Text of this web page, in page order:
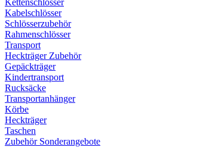
Kettenschlösser
Kabelschlösser
Schlösserzubehör
Rahmenschlösser
Transport
Heckträger Zubehör
Gepäckträger
Kindertransport
Rucksäcke
Transportanhänger
Körbe
Heckträger
Taschen
Zubehör Sonderangebote